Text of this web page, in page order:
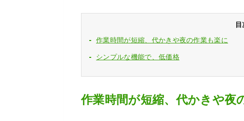
目
作業時間が短縮、代かきや夜の作業も楽に
シンプルな機能で、低価格
作業時間が短縮、代かきや夜